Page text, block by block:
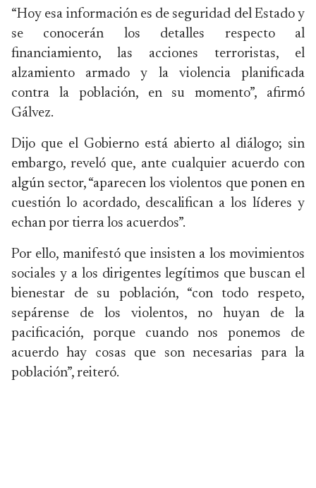
“Hoy esa información es de seguridad del Estado y
se conocerán los detalles respecto al
financiamiento, las acciones terroristas, el
alzamiento armado y la violencia planificada
contra la población, en su momento”, afirmó
Gálvez.
Dijo que el Gobierno está abierto al diálogo; sin
embargo, reveló que, ante cualquier acuerdo con
algún sector, “aparecen los violentos que ponen en
cuestión lo acordado, descalifican a los líderes y
echan por tierra los acuerdos”.
Por ello, manifestó que insisten a los movimientos
sociales y a los dirigentes legítimos que buscan el
bienestar de su población, “con todo respeto,
sepárense de los violentos, no huyan de la
pacificación, porque cuando nos ponemos de
acuerdo hay cosas que son necesarias para la
población”, reiteró.